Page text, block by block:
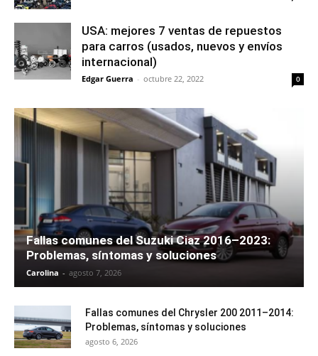
USA: mejores 7 ventas de repuestos
para carros (usados, nuevos y envíos
internacional)
Edgar Guerra - octubre 22, 2022 0
Fallas comunes del Suzuki Ciaz 2016–2023:
Problemas, síntomas y soluciones
Carolina - agosto 7, 2026
Fallas comunes del Chrysler 200 2011–2014:
Problemas, síntomas y soluciones
agosto 6, 2026